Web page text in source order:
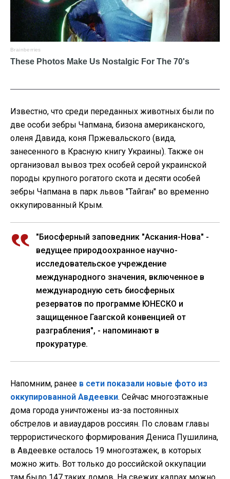
Известно, что среди переданных животных были по
две особи зебры Чапмана, бизона американского,
оленя Давида, коня Пржевальского (вида,
занесенного в Красную книгу Украины). Также он
организовал вывоз трех особей серой украинской
породы крупного рогатого скота и десяти особей
зебры Чапмана в парк львов "Тайган" во временно
оккупированный Крым.
"Биосферный заповедник "Аскания-Нова" -
ведущее природоохранное научно-
исследовательское учреждение
международного значения, включенное в
международную сеть биосферных
резерватов по программе ЮНЕСКО и
защищенное Гаагской конвенцией от
разграбления", - напоминают в
прокуратуре.
Напомним, ранее в сети показали новые фото из
оккупированной Авдеевки. Сейчас многоэтажные
дома города уничтожены из-за постоянных
обстрелов и авиаударов россиян. По словам главы
террористического формирования Дениса Пушилина,
в Авдеевке осталось 19 многоэтажек, в которых
можно жить. Вот только до российской оккупации